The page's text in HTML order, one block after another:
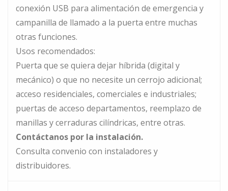
conexión USB para alimentación de emergencia y
campanilla de llamado a la puerta entre muchas
otras funciones.
Usos recomendados:
Puerta que se quiera dejar híbrida (digital y
mecánico) o que no necesite un cerrojo adicional;
acceso residenciales, comerciales e industriales;
puertas de acceso departamentos, reemplazo de
manillas y cerraduras cilíndricas, entre otras.
Contáctanos por la instalación.
Consulta convenio con instaladores y
distribuidores.